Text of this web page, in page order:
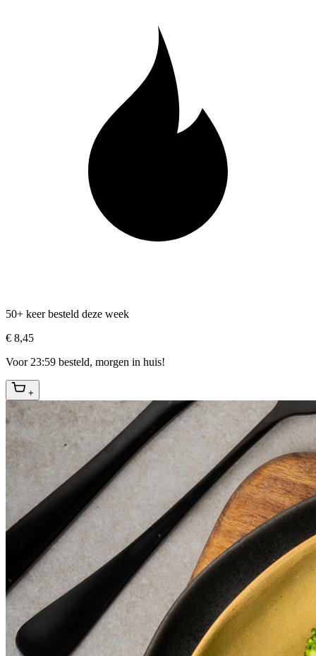
50+ keer besteld deze week
€ 8,45
Voor 23:59 besteld, morgen in huis!
+